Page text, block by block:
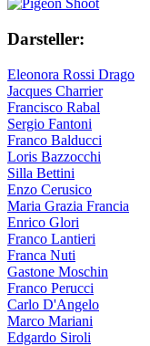
Darsteller:
Eleonora Rossi Drago
Jacques Charrier
Francisco Rabal
Sergio Fantoni
Franco Balducci
Loris Bazzocchi
Silla Bettini
Enzo Cerusico
Maria Grazia Francia
Enrico Glori
Franco Lantieri
Franca Nuti
Gastone Moschin
Franco Perucci
Carlo D'Angelo
Marco Mariani
Edgardo Siroli